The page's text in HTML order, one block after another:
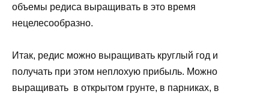
объемы редиса выращивать в это время
нецелесообразно.
Итак, редис можно выращивать круглый год и
получать при этом неплохую прибыль. Можно
выращивать в открытом грунте, в парниках, в